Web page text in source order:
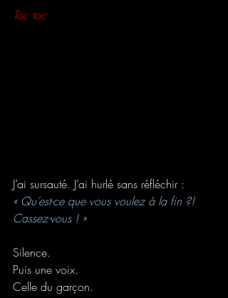
Toc toc.
J’ai sursauté. J’ai hurlé sans réfléchir :
« Qu’est-ce que vous voulez à la fin ?!
Cassez-vous ! »
Silence.
Puis une voix.
Celle du garçon.